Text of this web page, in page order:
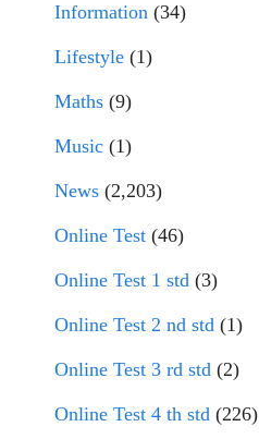
Information (34)
Lifestyle (1)
Maths (9)
Music (1)
News (2,203)
Online Test (46)
Online Test 1 std (3)
Online Test 2 nd std (1)
Online Test 3 rd std (2)
Online Test 4 th std (226)